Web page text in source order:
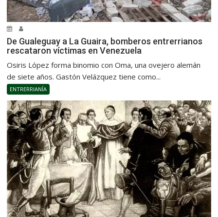
De Gualeguay a La Guaira, bomberos entrerrianos
rescataron víctimas en Venezuela
Osiris López forma binomio con Oma, una ovejero alemán
de siete años. Gastón Velázquez tiene como...
ENTRERRIANÍA